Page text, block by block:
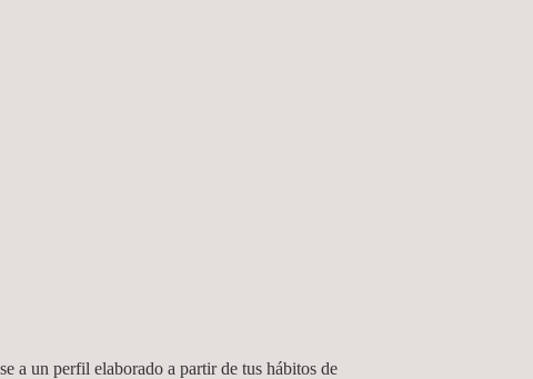
a un perfil elaborado a partir de tus hábitos de